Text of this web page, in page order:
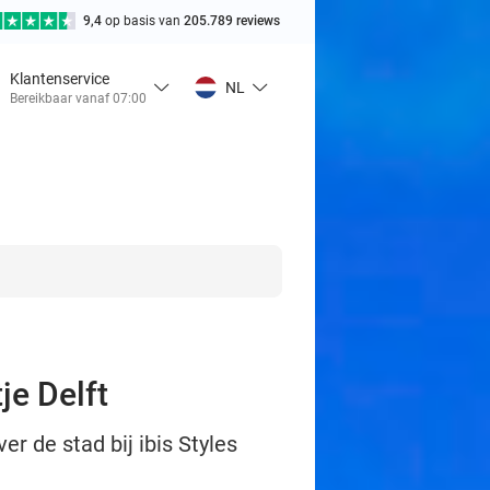
9,4 op basis van 205.789 reviews
Klantenservice
Bereikbaar vanaf 07:00
NL
Delft
de stad bij ibis Styles